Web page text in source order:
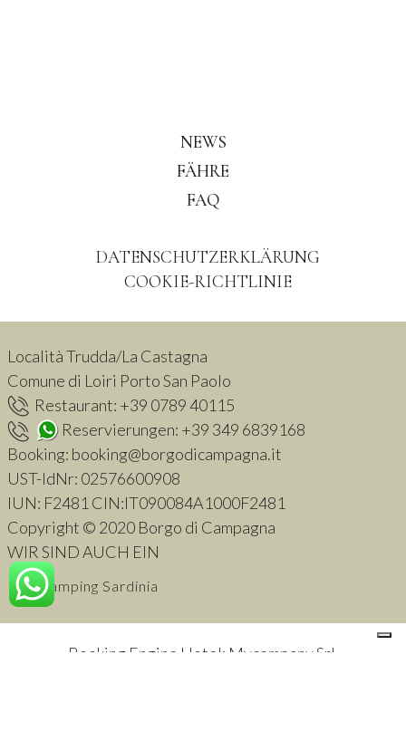
NEWS
FÄHRE
FAQ
DATENSCHUTZERKLÄRUNG
COOKIE-RICHTLINIE
Località Trudda/La Castagna
Comune di Loiri Porto San Paolo
Restaurant: +39 0789 40115
Reservierungen: +39 349 6839168
Booking: booking@borgodicampagna.it
UST-IdNr: 02576600908
IUN: F2481 CIN:IT090084A1000F2481
Copyright © 2020 Borgo di Campagna
WIR SIND AUCH EIN
Glamping Sardinia
Booking Engine Hotel: Mycompany Srl